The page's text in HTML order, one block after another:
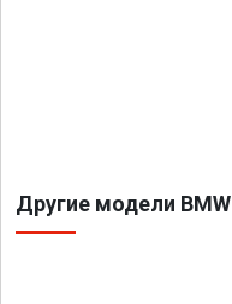
Другие модели BMW